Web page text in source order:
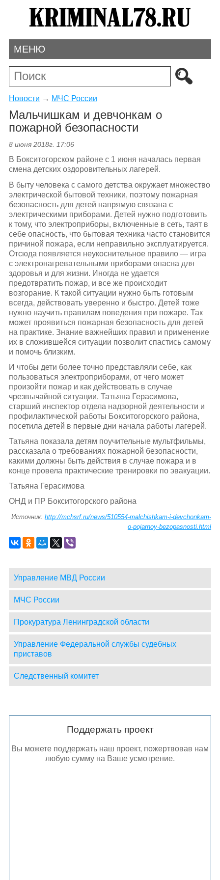
МЕНЮ
Новости → МЧС России
Мальчишкам и девчонкам о
пожарной безопасности
8 июня 2018г. 17:06
В Бокситогорском районе с 1 июня началась первая
смена детских оздоровительных лагерей.
В быту человека с самого детства окружает множество
электрической бытовой техники, поэтому пожарная
безопасность для детей напрямую связана с
электрическими приборами. Детей нужно подготовить
к тому, что электроприборы, включенные в сеть, таят в
себе опасность, что бытовая техника часто становится
причиной пожара, если неправильно эксплуатируется.
Отсюда появляется неукоснительное правило — игра
с электронагревательными приборами опасна для
здоровья и для жизни. Иногда не удается
предотвратить пожар, и все же происходит
возгорание. К такой ситуации нужно быть готовым
всегда, действовать уверенно и быстро. Детей тоже
нужно научить правилам поведения при пожаре. Так
может проявиться пожарная безопасность для детей
на практике. Знание важнейших правил и применение
их в сложившейся ситуации позволит спастись самому
и помочь близким.
И чтобы дети более точно представляли себе, как
пользоваться электроприборами, от чего может
произойти пожар и как действовать в случае
чрезвычайной ситуации, Татьяна Герасимова,
старший инспектор отдела надзорной деятельности и
профилактической работы Бокситогорского района,
посетила детей в первые дни начала работы лагерей.
Татьяна показала детям поучительные мультфильмы,
рассказала о требованиях пожарной безопасности,
какими должны быть действия в случае пожара и в
конце провела практические тренировки по эвакуации.
Татьяна Герасимова
ОНД и ПР Бокситогорского района
Источник:http://mchsrf.ru/news/510554-malchishkam-i-devchonkam-
o-pojarnoy-bezopasnosti.html
Управление МВД России
МЧС России
Прокуратура Ленинградской области
Управление Федеральной службы судебных
приставов
Следственный комитет
Поддержать проект
Вы можете поддержать наш проект, пожертвовав нам
любую сумму на Ваше усмотрение.